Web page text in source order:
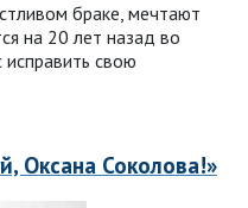
браке, мечтают
на 20 лет назад во
свою
Оксана Соколова!»